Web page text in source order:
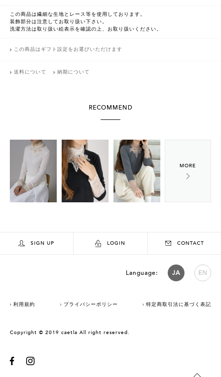
この商品は繊細な生地とレース等を使用しております。
装飾部分は注意してお取り扱い下さい。
洗濯方法は取り扱い絵表示を確認の上、お取り扱いください。
この商品はギフト設定をお選びいただけます
送料について 納期について
RECOMMEND
SIGN UP LOGIN CONTACT
Language: JA EN
利用規約 プライバシーポリシー 特定商取引法に基づく表記
Copyright © 2019 caetla All right reserved.